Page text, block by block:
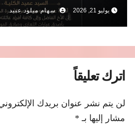
يوليو 21, 2026 سهام ميلود عبيد
اترك تعليقاً
لن يتم نشر عنوان بريدك الإلكتروني.
مشار إليها بـ *